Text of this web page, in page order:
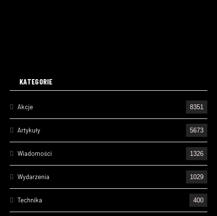
KATEGORIE
Akcje 8351
Artykuły 5673
Wiadomości 1326
Wydarzenia 1029
Technika 400